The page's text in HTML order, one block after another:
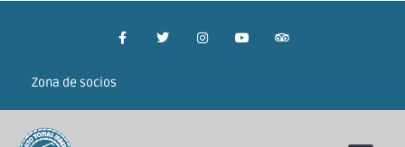
Zona de socios